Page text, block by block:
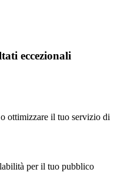
eccezionali
ottimizzare il tuo servizio di
per il tuo pubblico